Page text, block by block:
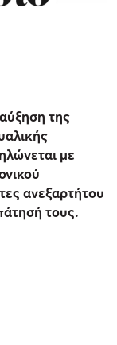
της
με
ανεξαρτήτου
τους.